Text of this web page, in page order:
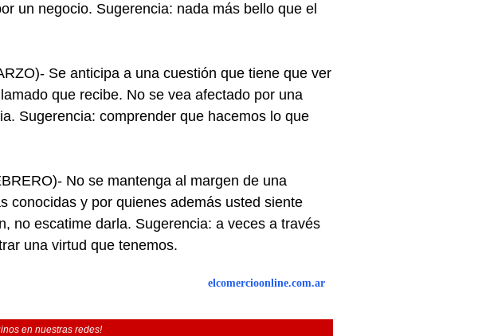
un negocio. Sugerencia: nada más bello que el
Se anticipa a una cuestión que tiene que ver
que recibe. No se vea afectado por una
Sugerencia: comprender que hacemos lo que
No se mantenga al margen de una
conocidas y por quienes además usted siente
no escatime darla. Sugerencia: a veces a través
una virtud que tenemos.
elcomercioonline.com.ar
en nuestras redes!